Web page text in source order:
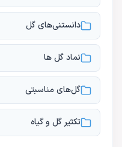
دانستنی‌های گل
نماد گل ها
گل‌های مناسبتی
تکثیر گل و گیاه